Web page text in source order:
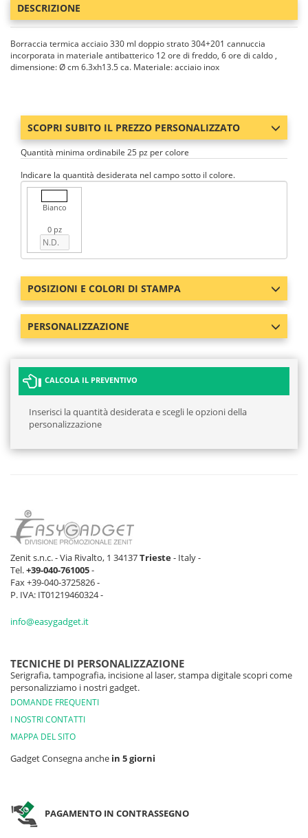
DESCRIZIONE
Borraccia termica acciaio 330 ml doppio strato 304+201 cannuccia
incorporata in materiale antibatterico 12 ore di freddo, 6 ore di caldo ,
dimensione: Ø cm 6.3xh13.5 ca. Materiale: acciaio inox
SCOPRI SUBITO IL PREZZO PERSONALIZZATO
Quantità minima ordinabile 25 pz per colore
Indicare la quantità desiderata nel campo sotto il colore.
Bianco
0 pz
POSIZIONI E COLORI DI STAMPA
PERSONALIZZAZIONE
CALCOLA IL PREVENTIVO
Inserisci la quantità desiderata e scegli le opzioni della
personalizzazione
Zenit s.n.c. - Via Rivalto, 1 34137Trieste- Italy -
Tel.+39-040-761005-
Fax +39-040-3725826 -
P. IVA: IT01219460324 -
info@easygadget.it
TECNICHE DI PERSONALIZZAZIONE
Serigrafia, tampografia, incisione al laser, stampa digitale scopri come
personalizziamo i nostri gadget.
DOMANDE FREQUENTI
I NOSTRI CONTATTI
MAPPA DEL SITO
Gadget Consegna anche in 5 giorni
PAGAMENTO IN CONTRASSEGNO